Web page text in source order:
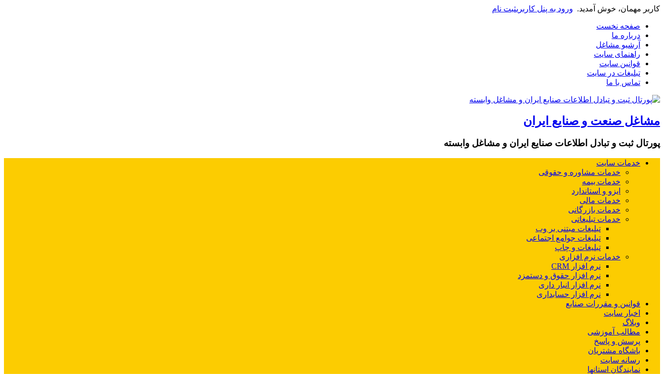
کاربر مهمان، خوش آمدید. ورود به پنل کاربریثبت نام
صفحه نخست
درباره ما
آرشیو مشاغل
راهنمای سایت
قوانین سایت
تبلیغات در سایت
تماس با ما
مشاغل صنعت و صنایع ایران
پورتال ثبت و تبادل اطلاعات صنایع ایران و مشاغل وابسته
خدمات سایت
خدمات مشاوره و حقوقی
خدمات بیمه
ایزو و استاندارد
خدمات مالی
خدمات بازرگانی
خدمات تبلیغاتی
تبلیغات مبتنی بر وب
تبلیغات جوامع اجتماعی
تبلیغات و چاپ
خدمات نرم افزاری
نرم افزار CRM
نرم افزار حقوق و دستمزد
نرم افزار انبار داری
نرم افزار حسابداری
قوانین و مقررات صنایع
اخبار سایت
وبلاگ
مطالب آموزشی
پرسش و پاسخ
باشگاه مشتریان
رسانه سایت
نمایندگان استانها